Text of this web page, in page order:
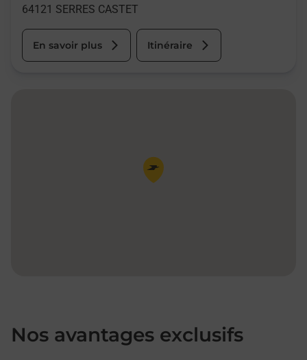
64121 SERRES CASTET
En savoir plus Itinéraire
Pin de la carte
Nos avantages exclusifs